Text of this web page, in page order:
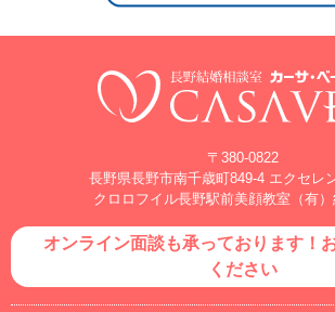
〒380-0822
長野県長野市南千歳町849-4 エクセレ
クロロフイル長野駅前美顔教室（有
オンライン面談も承っております！
ください